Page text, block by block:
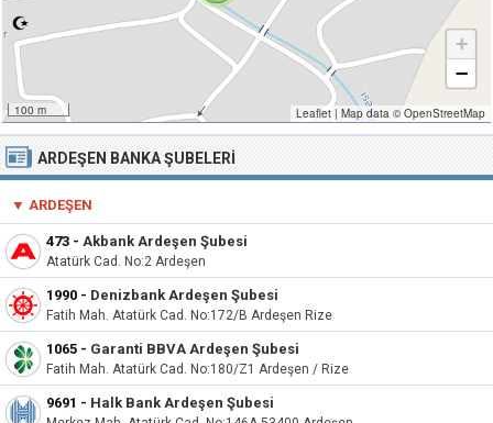
100 m
+
−
Leaflet | Map data ©OpenStreetMap
ARDEŞEN BANKA ŞUBELERI
▼ ARDEŞEN
473 - Akbank Ardeşen Şubesi
Atatürk Cad. No:2 Ardeşen
1990 - Denizbank Ardeşen Şubesi
Fatih Mah. Atatürk Cad. No:172/B Ardeşen Rize
1065 - Garanti BBVA Ardeşen Şubesi
Fatih Mah. Atatürk Cad. No:180/Z1 Ardeşen / Rize
9691 - Halk Bank Ardeşen Şubesi